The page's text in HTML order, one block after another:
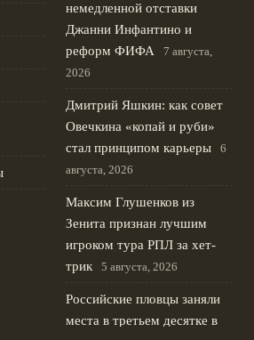
немедленной отставки
Джанни Инфантино и
реформ ФИФА
7 августа,
2026
Дмитрий Яшкин: как совет
Овечкина «копай и руби»
стал принципом карьеры
6
августа, 2026
Максим Глушенков из
Зенита признан лучшим
игроком тура РПЛ за хет-
трик
5 августа, 2026
Российские пловцы заняли
места в третьем десятке в